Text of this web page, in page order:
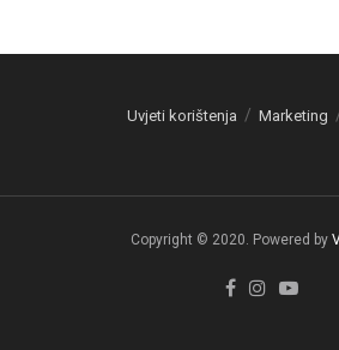
Uvjeti korištenja Marketing
Copyright © 2020. Powered by